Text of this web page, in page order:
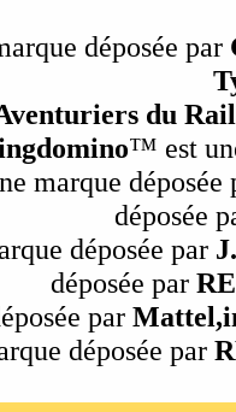
déposée par
du Rail
™ est
marque déposée
déposée
déposée par
déposée par
par
déposée par